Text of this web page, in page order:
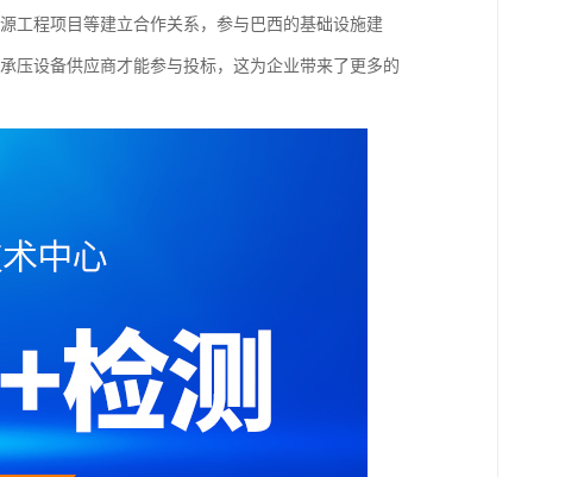
工程项目等建立合作关系，参与巴西的基础设施建
压设备供应商才能参与投标，这为企业带来了更多的